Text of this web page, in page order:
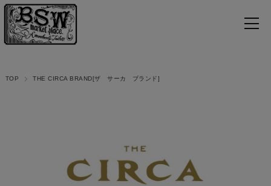
TOP THE CIRCA BRAND[ザ サーカ ブランド]